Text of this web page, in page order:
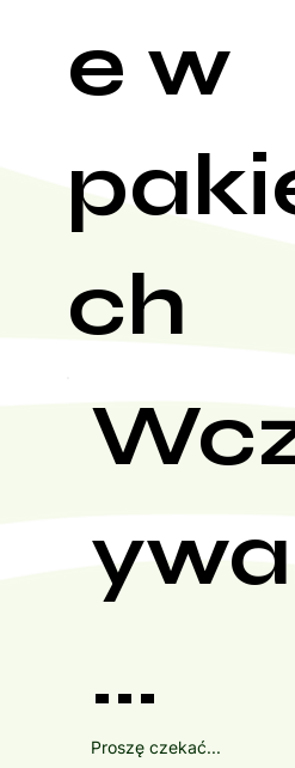
e w
ch
...
Proszę czekać...